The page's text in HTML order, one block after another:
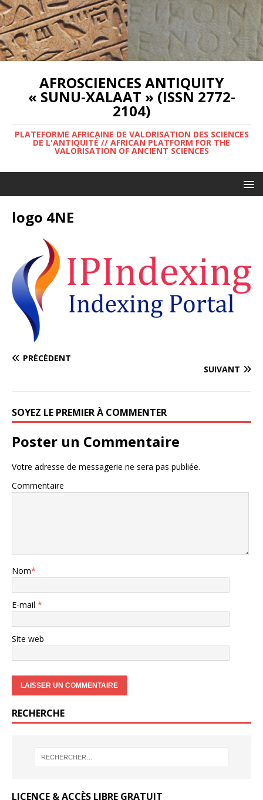
AFROSCIENCES ANTIQUITY
« SUNU-XALAAT » (ISSN 2772-
2104)
PLATEFORME AFRICAINE DE VALORISATION DES SCIENCES
DE L'ANTIQUITÉ // AFRICAN PLATFORM FOR THE
VALORISATION OF ANCIENT SCIENCES
logo 4NE
PRÉCÉDENT
SUIVANT
SOYEZ LE PREMIER À COMMENTER
Poster un Commentaire
Votre adresse de messagerie ne sera pas publiée.
Commentaire
Nom*
E-mail *
Site web
RECHERCHE
LICENCE & ACCÈS LIBRE GRATUIT